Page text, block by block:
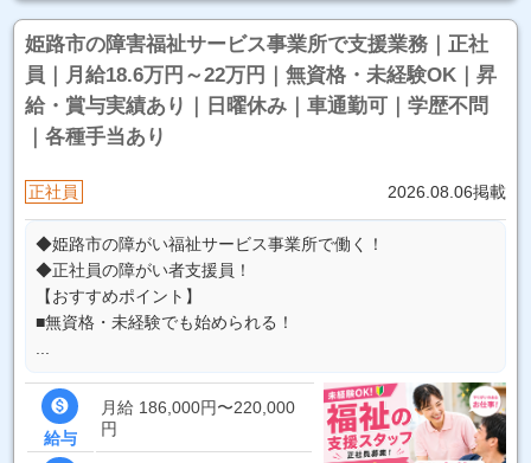
姫路市の障害福祉サービス事業所で支援業務｜正社
員｜月給18.6万円～22万円｜無資格・未経験OK｜昇
給・賞与実績あり｜日曜休み｜車通勤可｜学歴不問
｜各種手当あり
正社員 2026.08.06掲載
◆姫路市の障がい福祉サービス事業所で働く！
◆正社員の障がい者支援員！
【おすすめポイント】
■無資格・未経験でも始められる！
...

給与
月給 186,000円〜220,000
円